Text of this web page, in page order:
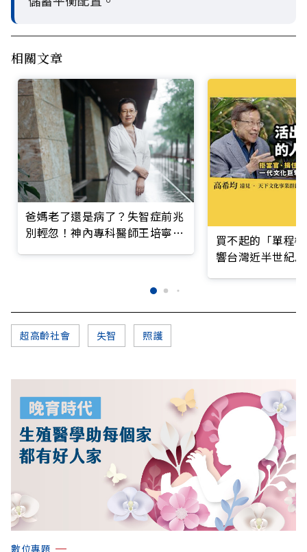
相關文章
爸媽老了還是病了？失智症前兆
別輕忽！神內專科醫師王培寧呼
買不起的「單程
響台灣近半世紀
超高齡社會 失智 照護
數位專題